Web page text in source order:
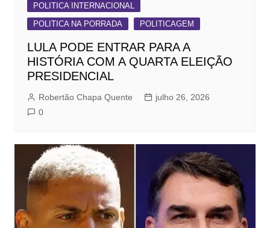
POLITICA INTERNACIONAL
POLITICA NA PORRADA
POLITICAGEM
LULA PODE ENTRAR PARA A
HISTÓRIA COM A QUARTA ELEIÇÃO
PRESIDENCIAL
Robertão Chapa Quente
julho 26, 2026
0